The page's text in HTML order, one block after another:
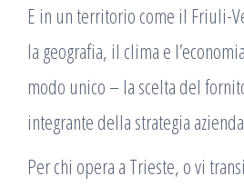
E in un territorio come il Friuli-
la geografia, il clima e
modo unico – la scelta del
integrante della strategia
Per chi opera a Trieste, o vi